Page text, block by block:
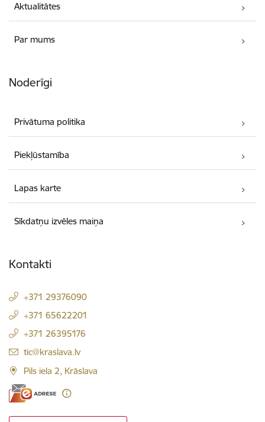
Aktualitātes
Par mums
Noderīgi
Privātuma politika
Piekļūstamība
Lapas karte
Sīkdatņu izvēles maiņa
Kontakti
+371 29376090
+371 65622201
+371 26395176
E-pasts:
tic@kraslava.lv
Pils iela 2, Krāslava